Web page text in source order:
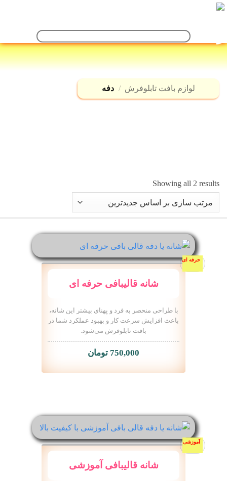
Skip
جستجو
برای:
لوازم بافت تابلوفرش / دفه
Showing all 2 results
Sorted
by
latest
حرفه ای
شانه قالیبافی حرفه ای
750,000 تومان
با طراحی منحصر به فرد و پهنای بیشتر این شانه،
باعث افزایش سرعت کار و بهبود عملکرد شما در
بافت تابلوفرش می‌شود.
آموزشی
شانه قالیبافی آموزشی